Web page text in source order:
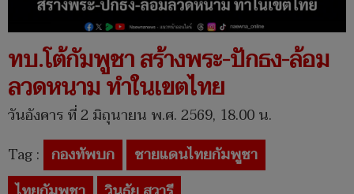
ทบ.โต้กัมพูชา สร้างพระ-ปักธง-ล้อม
ลวดหนาม ทำในเขตไทย
วันอังคาร ที่ 2 มิถุนายน พ.ศ. 2569, 18.00 น.
Tag : กองทัพบก
ชายแดนไทยกัมพูชา